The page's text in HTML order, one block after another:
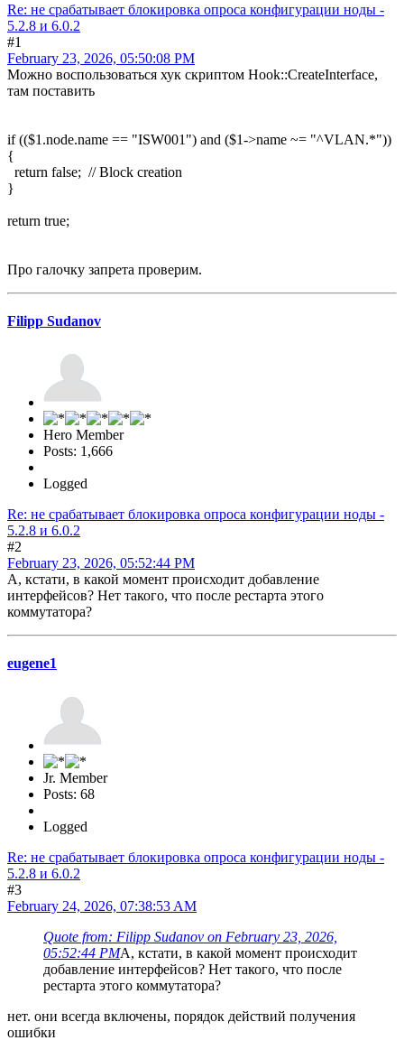
Re: не срабатывает блокировка опроса конфигурации ноды -
5.2.8 и 6.0.2
#1
February 23, 2026, 05:50:08 PM
Можно воспользоваться хук скриптом Hook::CreateInterface,
там поставить
if (($1.node.name == "ISW001") and ($1->name ~= "^VLAN.*"))
{
return false; // Block creation
}
return true;
Про галочку запрета проверим.
Filipp Sudanov
Hero Member
Posts: 1,666
Logged
Re: не срабатывает блокировка опроса конфигурации ноды -
5.2.8 и 6.0.2
#2
February 23, 2026, 05:52:44 PM
А, кстати, в какой момент происходит добавление
интерфейсов? Нет такого, что после рестарта этого
коммутатора?
eugene1
Jr. Member
Posts: 68
Logged
Re: не срабатывает блокировка опроса конфигурации ноды -
5.2.8 и 6.0.2
#3
February 24, 2026, 07:38:53 AM
Quote from: Filipp Sudanov on February 23, 2026,
05:52:44 PMА, кстати, в какой момент происходит
добавление интерфейсов? Нет такого, что после
рестарта этого коммутатора?
нет. они всегда включены, порядок действий получения
ошибки